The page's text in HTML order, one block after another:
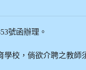
號函辦理。
校，倘欲介聘之教師